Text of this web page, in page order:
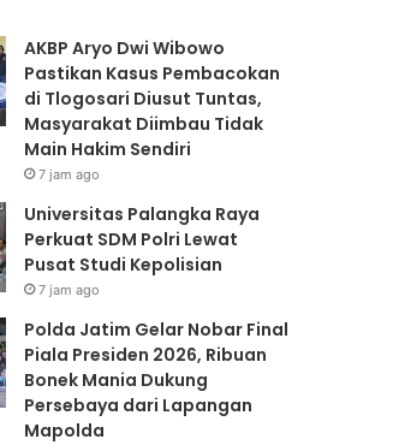
AKBP Aryo Dwi Wibowo
Pastikan Kasus Pembacokan
di Tlogosari Diusut Tuntas,
Masyarakat Diimbau Tidak
Main Hakim Sendiri
7 jam ago
Universitas Palangka Raya
Perkuat SDM Polri Lewat
Pusat Studi Kepolisian
7 jam ago
Polda Jatim Gelar Nobar Final
Piala Presiden 2026, Ribuan
Bonek Mania Dukung
Persebaya dari Lapangan
Mapolda